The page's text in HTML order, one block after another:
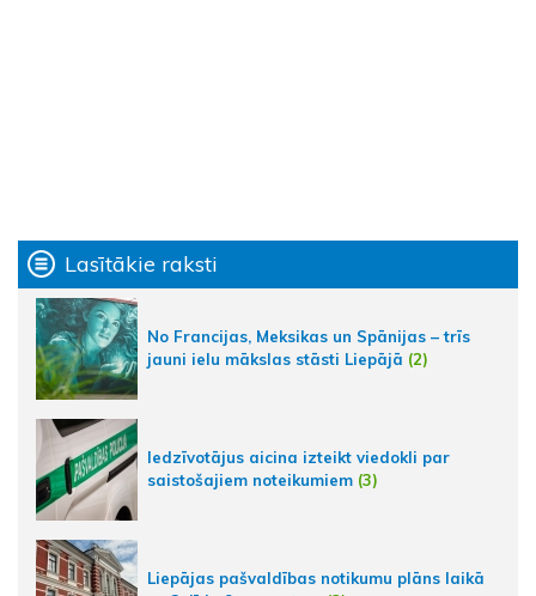
Lasītākie raksti
No Francijas, Meksikas un Spānijas – trīs
jauni ielu mākslas stāsti Liepājā (2)
Iedzīvotājus aicina izteikt viedokli par
saistošajiem noteikumiem (3)
Liepājas pašvaldības notikumu plāns laikā